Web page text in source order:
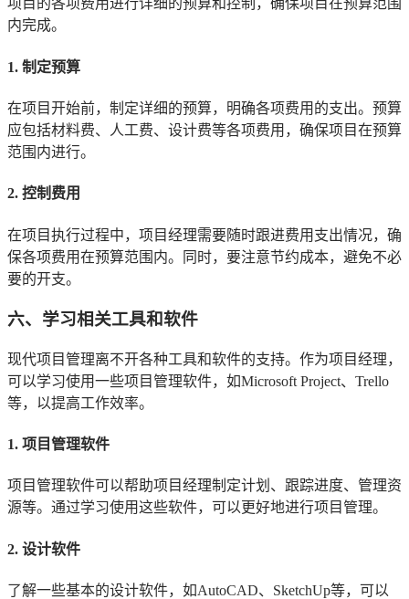
项目的各项费用进行详细的预算和控制，确保项目在预算范围
内完成。
1. 制定预算
在项目开始前，制定详细的预算，明确各项费用的支出。预算
应包括材料费、人工费、设计费等各项费用，确保项目在预算
范围内进行。
2. 控制费用
在项目执行过程中，项目经理需要随时跟进费用支出情况，确
保各项费用在预算范围内。同时，要注意节约成本，避免不必
要的开支。
六、学习相关工具和软件
现代项目管理离不开各种工具和软件的支持。作为项目经理，
可以学习使用一些项目管理软件，如Microsoft Project、Trello
等，以提高工作效率。
1. 项目管理软件
项目管理软件可以帮助项目经理制定计划、跟踪进度、管理资
源等。通过学习使用这些软件，可以更好地进行项目管理。
2. 设计软件
了解一些基本的设计软件，如AutoCAD、SketchUp等，可以